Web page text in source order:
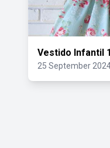
Vestido Infantil
25 September